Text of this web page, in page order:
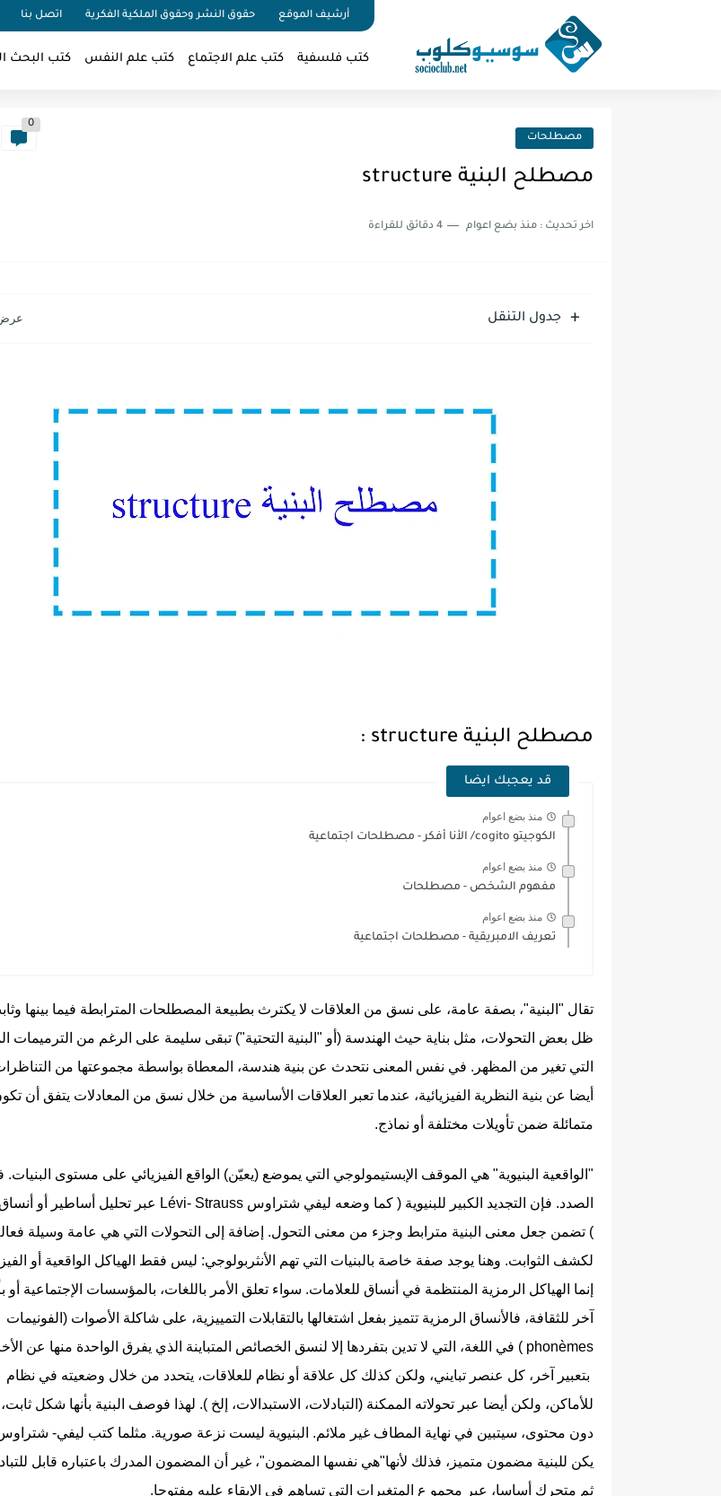
أرشيف الموقع حقوق النشر وحقوق الملكية الفكرية اتصل بنا
كتب فلسفية كتب علم الاجتماع كتب علم النفس كتب البحث
مصطلحات
0
مصطلح البنية structure
اخر تحديث : منذ بضع اعوام 4 دقائق للقراءة
جدول التنقل
مصطلح البنية structure :
قد يعجبك ايضا
منذ بضع اعوام
الكوجيتو cogito/ الأنا أفكر - مصطلحات اجتماعية
منذ بضع اعوام
مفهوم الشخص - مصطلحات
منذ بضع اعوام
تعريف الامبريقية - مصطلحات اجتماعية
تقال "البنية"، بصفة عامة، على نسق من العلاقات لا يكترث بطبيعة المصطلحات المترابطة فيما بينها
ظل بعض التحولات، مثل بناية حيث الهندسة (أو "البنية التحتية") تبقى سليمة على الرغم من الترميمات
التي تغير من المظهر. في نفس المعنى نتحدث عن بنية هندسة، المعطاة بواسطة مجموعتها من
أيضا عن بنية النظرية الفيزيائية، عندما تعبر العلاقات الأساسية من خلال نسق من المعادلات يتفق أن
متمائلة ضمن تأويلات مختلفة أو نماذج.
"الواقعية البنيوية" هي الموقف الإبستيمولوجي التي يموضع (يعيّن) الواقع الفيزيائي على مستوى البنيات.
الصدد. فإن التجديد الكبير للبنيوية ( كما وضعه ليفي شتراوس Lévi- Strauss
عبر تحليل‏ أساطير أو أنساق‏
) تضمن جعل معنى البنية مترابط وجزء من معنى التحول. إضافة إلى التحولات التي هي عامة وسيلة
لكشف الثوابت. وهنا يوجد صفة‏ خاصة بالبنيات التي تهم الأنثربولوجي: ليس فقط الهیاکل الواقعية أو
إنما الهياكل الرمزية المنتظمة في أنساق للعلامات. سواء تعلق الأمر باللغات، بالمؤسسات الإجتماعية أو
آخر للثقافة، فالأنساق الرمزية تتميز بفعل اشتغالها بالتقابلات التمييزية، على شاكلة الأصوات (الفونيمات
phonèmes ) في اللغة، التي لا تدين بتفردها إلا لنسق الخصائص المتباينة الذي يفرق الواحدة منها عن
بتعبیر آخر، كل عنصر تبايني، ولكن كذلك كل علاقة أو نظام للعلاقات، یتحدد من خلال وضعيته في نظام
للأماكن، ولکن أيضا عبر تحولاته الممكنة (التبادلات، الاستبدالات، إلخ ).‏ لهذا فوصف البنية بأنها‏ شكل ثابت،
دون محتوى، سيتبين في نهاية المطاف غير ملائم. البنيوية ليست نزعة صورية. مثلما كتب ليفي-
يكن للبنية مضمون متميز، فذلك لأنها‏"هي نفسها المضمون"، غير أن المضمون المدرك باعتباره قابل
ثم متحرك أساسا، عبر مجمو ع المتغيرات التي تساهم في الإبقاء عليه مفتوحا.